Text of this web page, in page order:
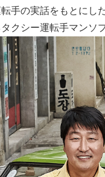
手の実話をもとにし
クシー運転手マンソ